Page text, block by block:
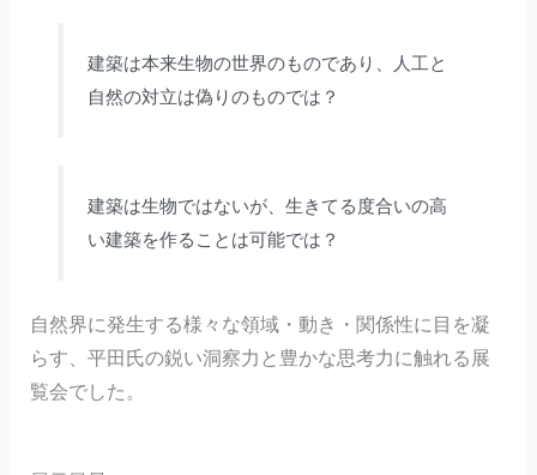
建築は本来生物の世界のものであり、人工と
自然の対立は偽りのものでは？
建築は生物ではないが、生きてる度合いの高
い建築を作ることは可能では？
自然界に発生する様々な領域・動き・関係性に目を凝
らす、平田氏の鋭い洞察力と豊かな思考力に触れる展
覧会でした。